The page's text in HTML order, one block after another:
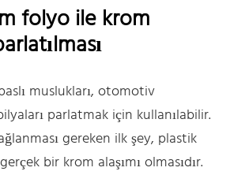
folyo ile krom
muslukları, otomotiv
parlatmak için kullanılabilir.
gereken ilk şey, plastik
bir krom alaşımı olmasıdır.